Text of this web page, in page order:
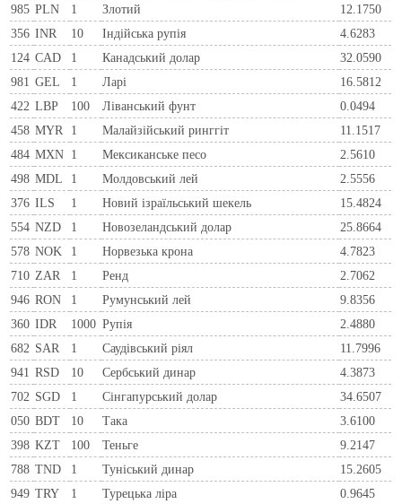
985 PLN 1 Злотий
12.1750
356 INR 10 Індійська рупія
4.6283
124 CAD 1 Канадський долар
32.0590
981 GEL 1 Ларi
16.5812
422 LBP 100 Ліванський фунт
0.0494
458 MYR 1 Малайзійський ринггіт
11.1517
484 MXN 1 Мексиканське песо
2.5610
498 MDL 1 Молдовський лей
2.5556
376 ILS 1 Новий ізраїльський шекель
15.4824
554 NZD 1 Новозеландський долар
25.8664
578 NOK 1 Норвезька крона
4.7823
710 ZAR 1 Ренд
2.7062
946 RON 1 Румунський лей
9.8356
360 IDR 1000 Рупія
2.4880
682 SAR 1 Саудівський ріял
11.7996
941 RSD 10 Сербський динар
4.3873
702 SGD 1 Сінгапурський долар
34.6507
050 BDT 10 Така
3.6100
398 KZT 100 Теньге
9.2147
788 TND 1 Туніський динар
15.2605
949 TRY 1 Турецька ліра 0.9645